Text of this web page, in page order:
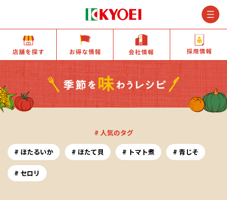
店舗を探す お得な情報 会社情報
# 人気のタグ
ほたるいか
ほたて貝 トマト煮 青じそ
セロリ